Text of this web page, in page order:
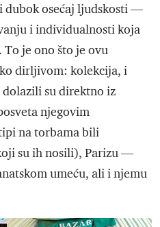
dubok osećaj ljudskosti —
i individualnosti koja
To je ono što je ovu
dirljivom: kolekcija, i
su direktno iz
njegovim
na torbama bili
su ih nosili), Parizu —
umeću, ali i njemu